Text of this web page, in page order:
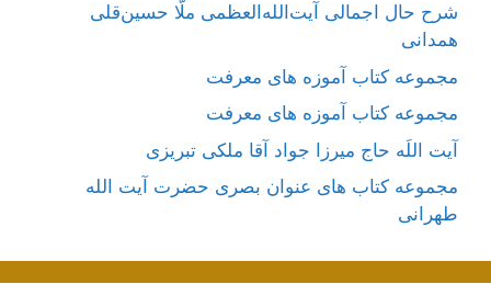
شرح حال اجمالی آیت‌الله‌العظمی ملّا حسین‌قلی
همدانی
مجموعه کتاب آموزه های معرفت
مجموعه کتاب آموزه های معرفت
آیت اللَه حاج میرزا جواد آقا ملکی تبریزی
مجموعه کتاب های عنوان بصری حضرت آیت الله
طهرانی